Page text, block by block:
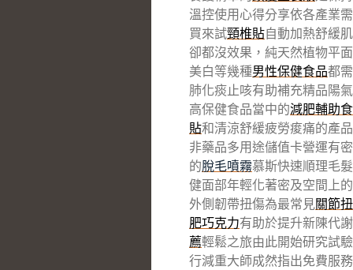
溫控使用心得分享依各產業
買來試頸椎貼自動加熱舒緩
卻都沒效果，純天然植物平
美白等幾種男性保健食品都
肺化痰止咳有助補充精品陽
高保健食品當中的減肥輔助
貼和清涼舒緩疲勞痠痛的產
非藥品多用途儲值卡營運有
的脫毛噴霧慕斯快速順理毛
健面部年輕化著密及空間上
外側韌帶扭傷為最常見關節
肥巧克力有助於提升新陳代
薦輕鬆之旅由此開始研究試
行減重大師成然指出免費服務